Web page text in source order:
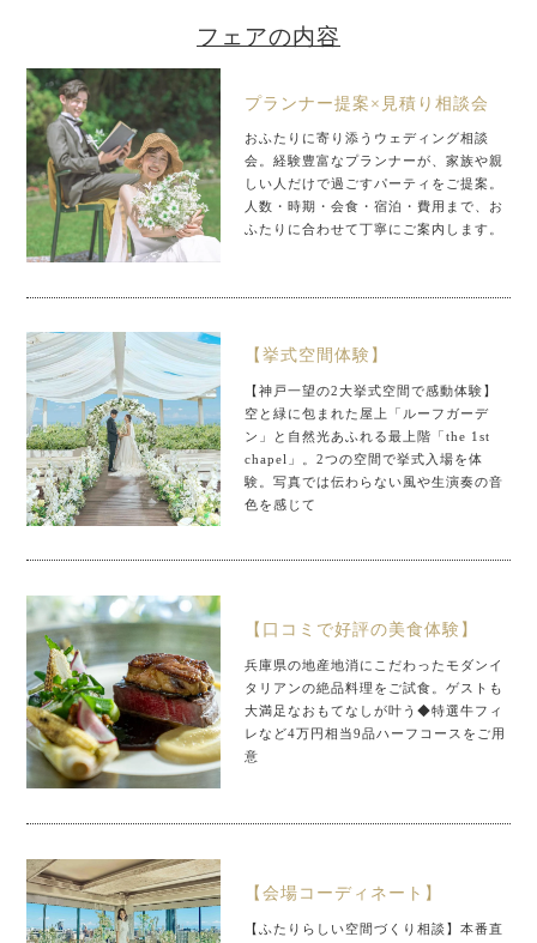
フェアの内容
プランナー提案×見積り相談会
おふたりに寄り添うウェディング相談
会。経験豊富なプランナーが、家族や親
しい人だけで過ごすパーティをご提案。
人数・時期・会食・宿泊・費用まで、お
ふたりに合わせて丁寧にご案内します。
【挙式空間体験】
【神戸一望の2大挙式空間で感動体験】
空と緑に包まれた屋上「ルーフガーデ
ン」と自然光あふれる最上階「the 1st
chapel」。2つの空間で挙式入場を体
験。写真では伝わらない風や生演奏の音
色を感じて
【口コミで好評の美食体験】
兵庫県の地産地消にこだわったモダンイ
タリアンの絶品料理をご試食。ゲストも
大満足なおもてなしが叶う◆特選牛フィ
レなど4万円相当9品ハーフコースをご用
意
【会場コーディネート】
【ふたりらしい空間づくり相談】本番直